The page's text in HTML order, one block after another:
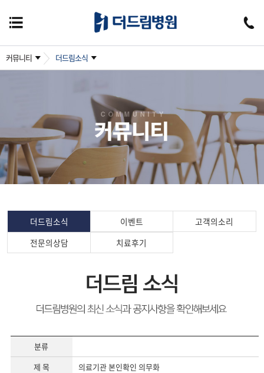
커뮤니티 더드림소식
더드림소식 이벤트
고객의소리
전문의상담
치료후기
분류
제 목
의료기관 본인확인 의무화